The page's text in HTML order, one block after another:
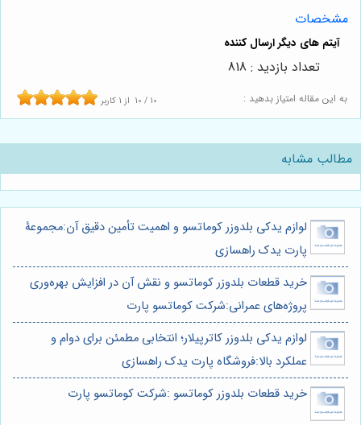
مشخصات
به این مقاله امتیاز بدهید : 10 / 10 از 1 کاربر
تعداد بازدید : 818
مطالب مشابه
لوازم یدکی بلدوزر کوماتسو و اهمیت تأمین دقیق آن:مجموعۀ
پارت یدک راهسازی
خرید قطعات بلدوزر کوماتسو و نقش آن در افزایش بهره‌وری
پروژه‌های عمرانی:شرکت کوماتسو پارت
لوازم یدکی بلدوزر کاترپیلار؛ انتخابی مطمئن برای دوام و
عملکرد بالا:فروشگاه پارت یدک راهسازی
خرید قطعات بلدوزر کوماتسو :شرکت کوماتسو پارت